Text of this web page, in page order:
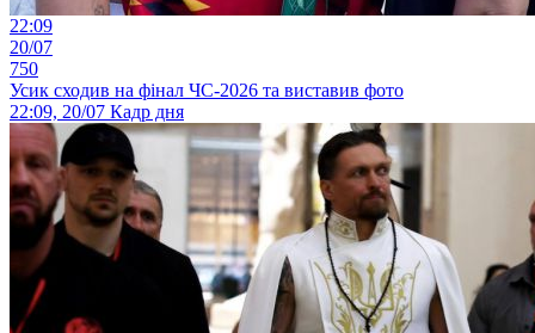
22:09
20/07
750
Усик сходив на фінал ЧС-2026 та виставив фото
22:09, 20/07 Кадр дня